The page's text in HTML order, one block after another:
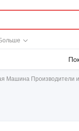
Машина Производители